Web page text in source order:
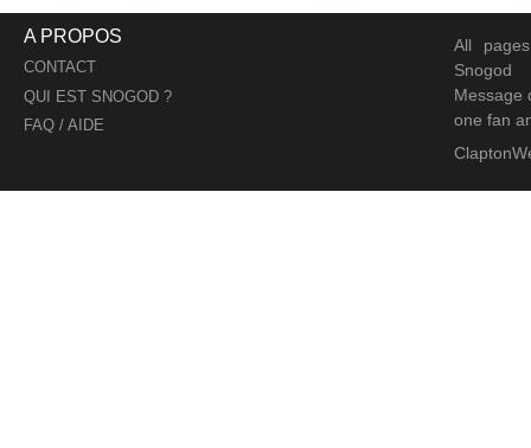
A PROPOS
CONTACT
QUI EST SNOGOD ?
FAQ / AIDE
All
Snogod
Message
one fan